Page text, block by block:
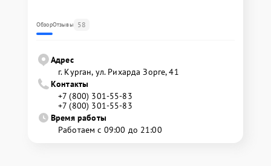
ОбзорОтзывы 58
Адрес
г. Курган, ул. Рихарда Зорге, 41
Контакты
+7 (800) 301-55-83
+7 (800) 301-55-83
Время работы
Работаем с 09:00 до 21:00